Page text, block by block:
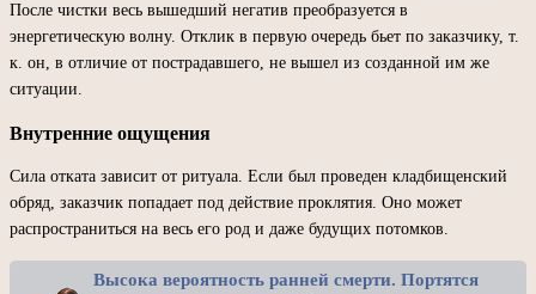
После чистки весь вышедший негатив преобразуется в
энергетическую волну. Отклик в первую очередь бьет по заказчику, т.
к. он, в отличие от пострадавшего, не вышел из созданной им же
ситуации.
Внутренние ощущения
Сила отката зависит от ритуала. Если был проведен кладбищенский
обряд, заказчик попадает под действие проклятия. Оно может
распространиться на весь его род и даже будущих потомков.
Высока вероятность ранней смерти. Портятся